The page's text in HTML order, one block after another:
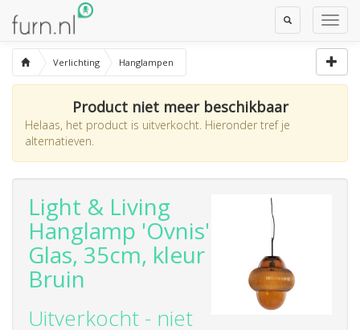
Toggle
Search
Verlichting Hanglampen
Product niet meer beschikbaar
Helaas, het product is uitverkocht. Hieronder tref je
alternatieven.
Light & Living
Hanglamp 'Ovnis'
Glas, 35cm, kleur
Bruin
Uitverkocht - niet